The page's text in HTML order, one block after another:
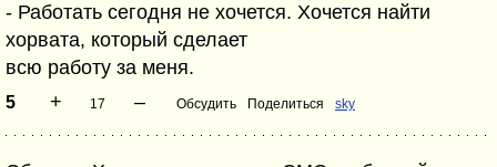
- Работать сегодня не хочется. Хочется найти
хорвата, который сделает
всю работу за меня.
5 + 17 – Обсудить Поделиться sky